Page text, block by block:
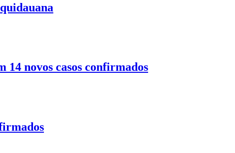
14 novos casos confirmados